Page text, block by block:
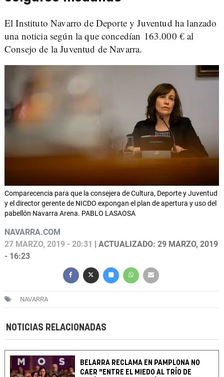
El Instituto Navarro de Deporte y Juventud ha lanzado
una noticia según la que concedían 163.000 € al
Consejo de la Juventud de Navarra.
Comparecencia para que la consejera de Cultura, Deporte y Juventud
y el director gerente de NICDO expongan el plan de apertura y uso del
pabellón Navarra Arena. PABLO LASAOSA
NAVARRA.COM
27 MARZO, 2019 - 20:31
| ACTUALIZADO: 29 MARZO, 2019
- 16:23
NAVARRA
NOTICIAS RELACIONADAS
BELARRA RECLAMA EN PAMPLONA NO
CAER "ENTRE EL MIEDO AL TRÍO DE